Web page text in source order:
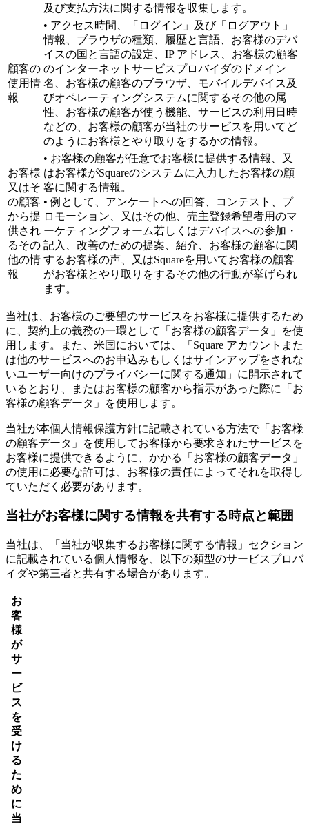
及び支払方法に関する情報を収集します。
顧客の
使用情
報
• アクセス時間、「ログイン」及び「ログアウト」
情報、ブラウザの種類、履歴と言語、お客様のデバ
イスの国と言語の設定、IP アドレス、お客様の顧客
のインターネットサービスプロバイダのドメイン
名、お客様の顧客のブラウザ、モバイルデバイス及
びオペレーティングシステムに関するその他の属
性、お客様の顧客が使う機能、サービスの利用日時
などの、お客様の顧客が当社のサービスを用いてど
のようにお客様とやり取りをするかの情報。
お客様
又はそ
の顧客
から提
供され
るその
他の情
報
• お客様の顧客が任意でお客様に提供する情報、又
はお客様がSquareのシステムに入力したお客様の顧
客に関する情報。
• 例として、アンケートへの回答、コンテスト、プ
ロモーション、又はその他、売主登録希望者用のマ
ーケティングフォーム若しくはデバイスへの参加・
記入、改善のための提案、紹介、お客様の顧客に関
するお客様の声、又はSquareを用いてお客様の顧客
がお客様とやり取りをするその他の行動が挙げられ
ます。
当社は、お客様のご要望のサービスをお客様に提供するため
に、契約上の義務の一環として「お客様の顧客データ」を使
用します。また、米国においては、「Square アカウントまた
は他のサービスへのお申込みもしくはサインアップをされな
いユーザー向けのプライバシーに関する通知」に開示されて
いるとおり、またはお客様の顧客から指示があった際に「お
客様の顧客データ」を使用します。
当社が本個人情報保護方針に記載されている方法で「お客様
の顧客データ」を使用してお客様から要求されたサービスを
お客様に提供できるように、かかる「お客様の顧客データ」
の使用に必要な許可は、お客様の責任によってそれを取得し
ていただく必要があります。
当社がお客様に関する情報を共有する時点と範囲
当社は、「当社が収集するお客様に関する情報」セクション
に記載されている個人情報を、以下の類型のサービスプロバ
イダや第三者と共有する場合があります。
お
客
様
が
サ
ー
ビ
ス
を
受
け
る
た
め
に
当